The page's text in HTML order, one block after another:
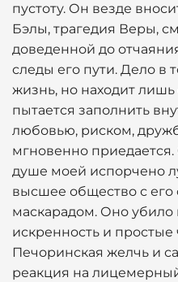
пустоту. Он везде
Бэлы, трагедия Веры,
доведенной до
следы его пути. Дело в
жизнь, но находит
пытается заполнить
любовью, риском,
мгновенно приедается.
душе моей испорчено
высшее общество с
маскарадом. Оно убило
искренность и простые
Печоринская желчь и
реакция на